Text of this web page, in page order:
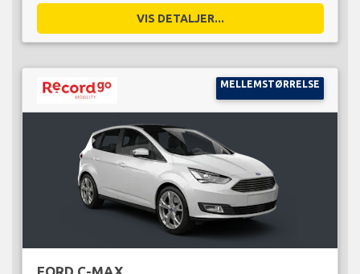
VIS DETALJER...
MELLEMSTØRRELSE
FORD C-MAX